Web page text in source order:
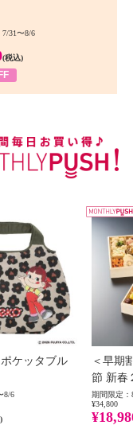
31〜8/6
(税込)
PUSH
ケッタブル
8/6
＜早期
節 新春
期間限定：
¥34,800